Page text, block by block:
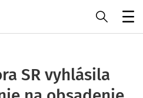
SR vyhlásila